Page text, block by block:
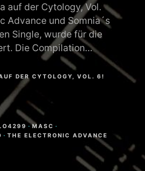
auf der Cytology, Vol.
Advance und Somnia´s
Single, wurde für die
Die Compilation…
DER CYTOLOGY, VOL. 6!
· MASC ·
· THE ELECTRONIC ADVANCE